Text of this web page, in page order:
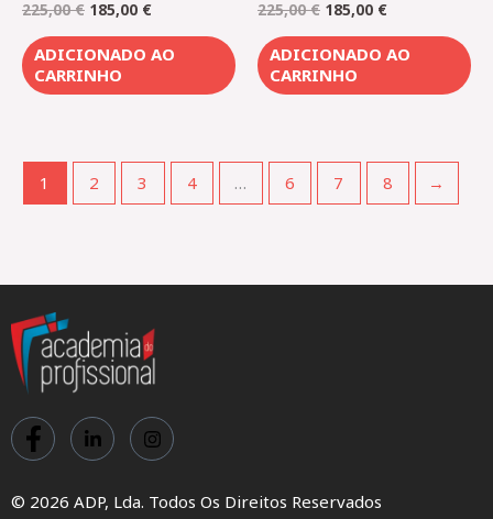
225,00€ 185,00 €
ADICIONADO AO
CARRINHO
225,00€ 185,00 €
ADICIONADO AO
CARRINHO
1 2 3 4 … 6 7 8 →
© 2026 ADP, Lda. Todos Os Direitos Reservados